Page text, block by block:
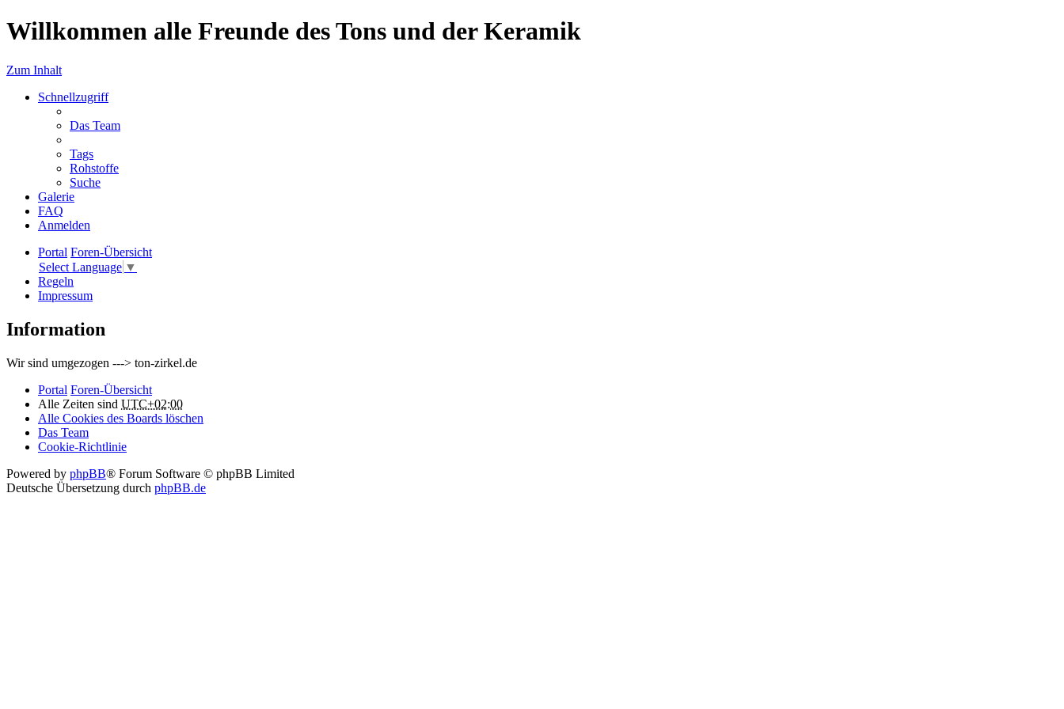
Willkommen alle Freunde des Tons und der Keramik
Zum Inhalt
Schnellzugriff
Das Team
Tags
Rohstoffe
Suche
Galerie
FAQ
Anmelden
Portal Foren-Übersicht
Select Language ▼
Regeln
Impressum
Information
Wir sind umgezogen ---> ton-zirkel.de
Portal Foren-Übersicht
Alle Zeiten sind UTC+02:00
Alle Cookies des Boards löschen
Das Team
Cookie-Richtlinie
Powered by phpBB® Forum Software © phpBB Limited
Deutsche Übersetzung durch phpBB.de